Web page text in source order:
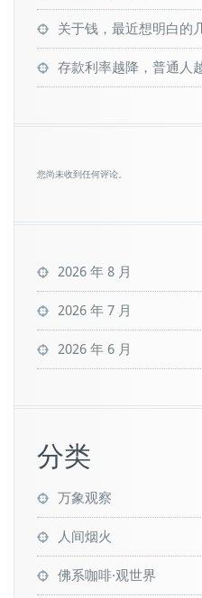
关于钱，最近想明白的
存款利率越降，普通人
您尚未收到任何评论。
2026 年 8 月
2026 年 7 月
2026 年 6 月
分类
万象观察
人间烟火
佛系咖啡·观世界